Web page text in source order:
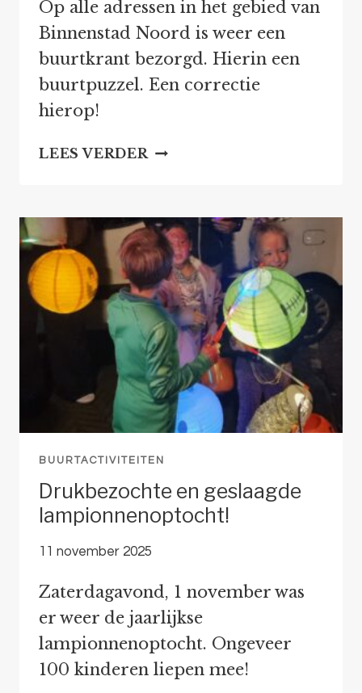
Op alle adressen in het gebied van
Binnenstad Noord is weer een
buurtkrant bezorgd. Hierin een
buurtpuzzel. Een correctie
hierop!
LEES VERDER BUURTPUZZEL:
BUURTACTIVITEITEN
Drukbezochte en geslaagde
lampionnenoptocht!
11 november 2025
Zaterdagavond, 1 november was
er weer de jaarlijkse
lampionnenoptocht. Ongeveer
100 kinderen liepen mee!